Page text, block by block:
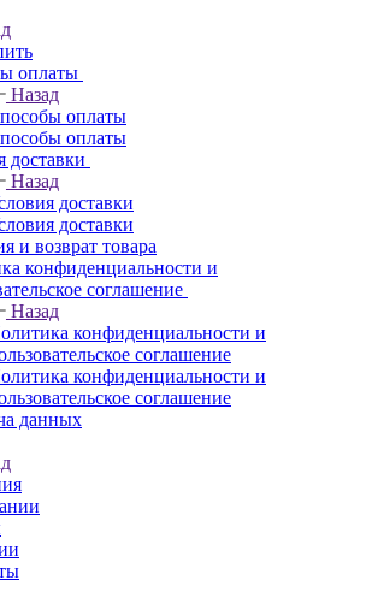
оплаты
Назад
оплаты
оплаты
доставки
Назад
доставки
доставки
и возврат товара
конфиденциальности и
соглашение
Назад
конфиденциальности и
соглашение
конфиденциальности и
соглашение
данных